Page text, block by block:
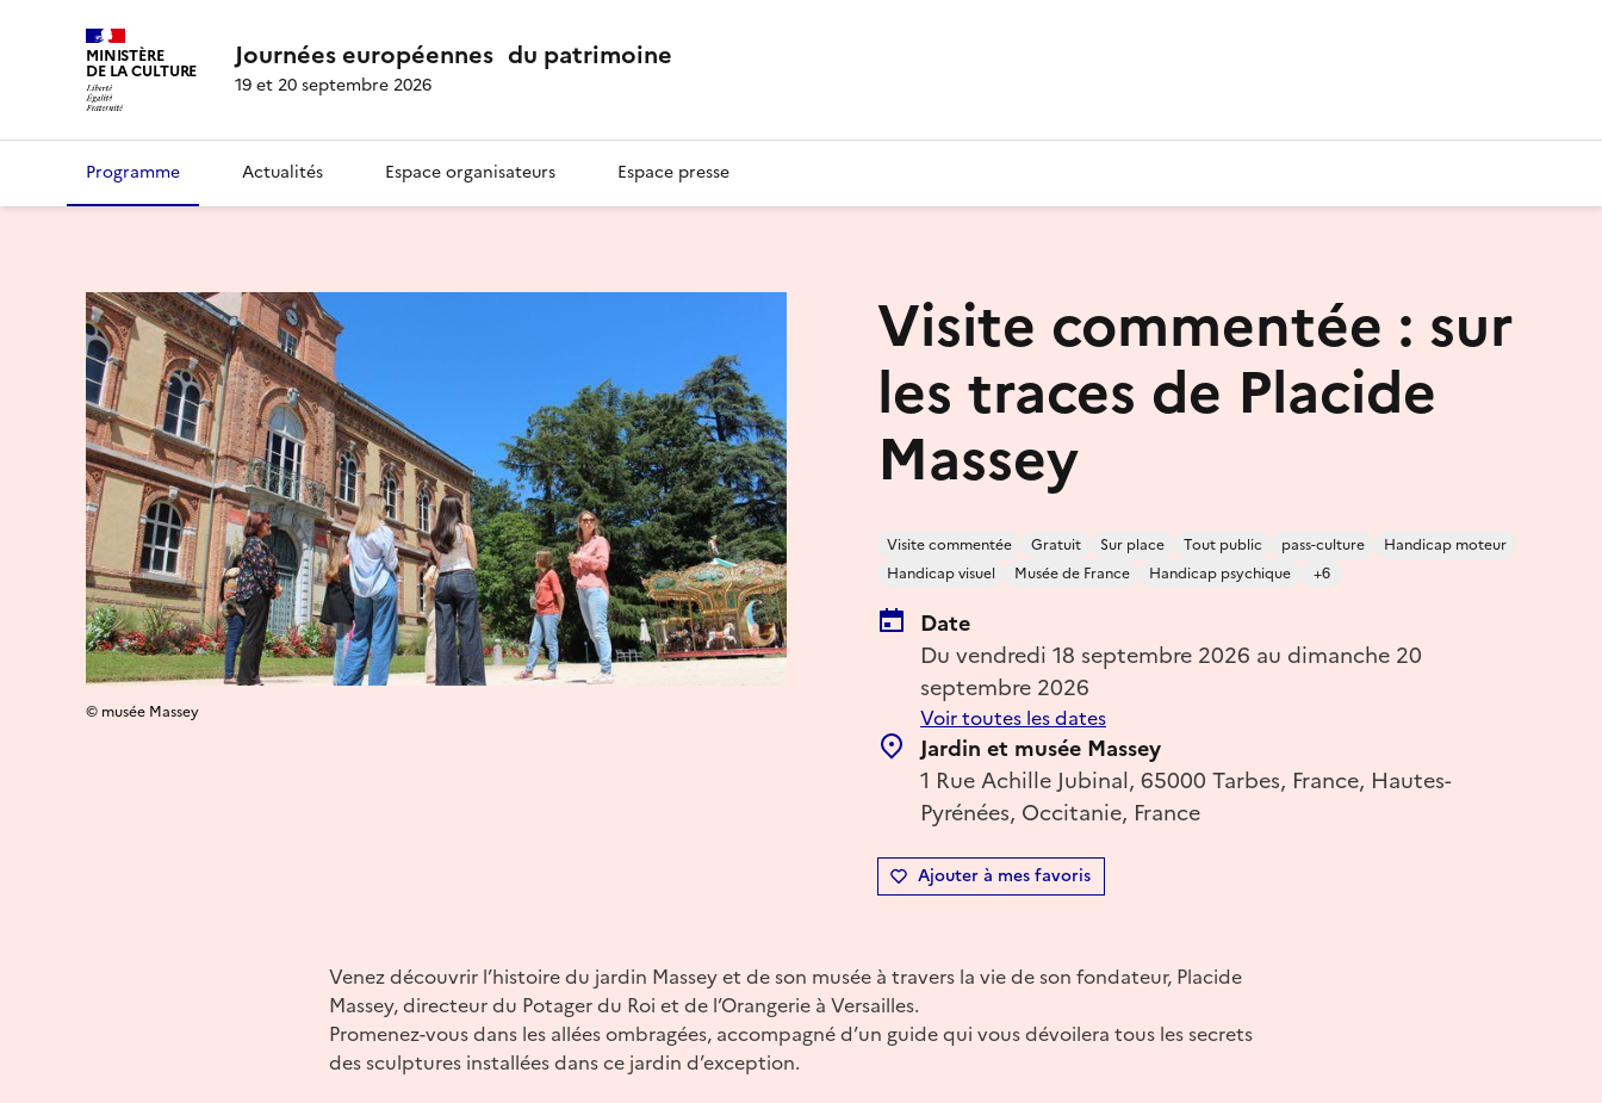
MINISTÈRE
DE LA CULTURE Journées européennes du patrimoine
19 et 20 septembre 2026
Programme Actualités Espace organisateurs Espace presse
Visite commentée : sur
les traces de Placide
Massey
Visite commentée Gratuit Sur place Tout public pass-culture
Handicap moteur
Handicap visuel
Musée de France Handicap psychique +6
Date
Du vendredi 18 septembre 2026 au dimanche 20
septembre 2026
Voir toutes les dates
Jardin et musée Massey
1 Rue Achille Jubinal, 65000 Tarbes, France, Hautes-
Pyrénées, Occitanie, France
Ajouter à mes favoris
© musée Massey
Venez découvrir l’histoire du jardin Massey et de son musée à travers la vie de son fondateur, Placide
Massey, directeur du Potager du Roi et de l’Orangerie à Versailles.
Promenez-vous dans les allées ombragées, accompagné d’un guide qui vous dévoilera tous les secrets
des sculptures installées dans ce jardin d’exception.